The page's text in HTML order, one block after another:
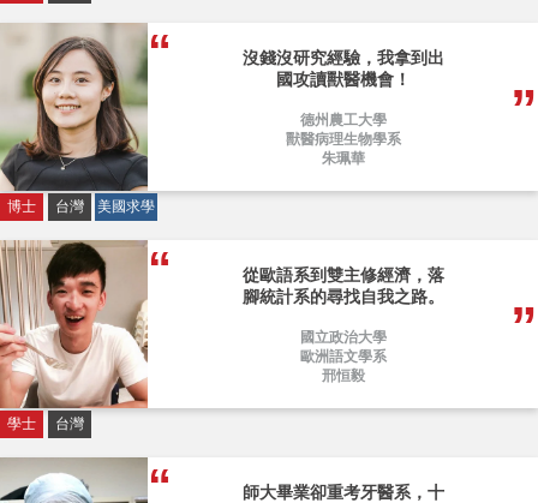
沒錢沒研究經驗，我拿到出
國攻讀獸醫機會！
德州農工大學
獸醫病理生物學系
朱珮華
博士 台灣 美國求學
從歐語系到雙主修經濟，落
腳統計系的尋找自我之路。
國立政治大學
歐洲語文學系
邢恒毅
學士 台灣
師大畢業卻重考牙醫系，十